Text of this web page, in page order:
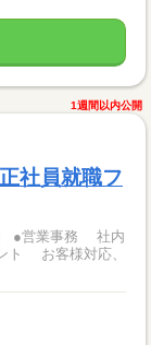
1週間以内公開
社員就職フ
ト お客様対応、